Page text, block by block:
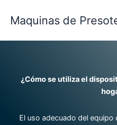
contenido
Maquinas de
¿Cómo se utiliza el
El uso adecuado del